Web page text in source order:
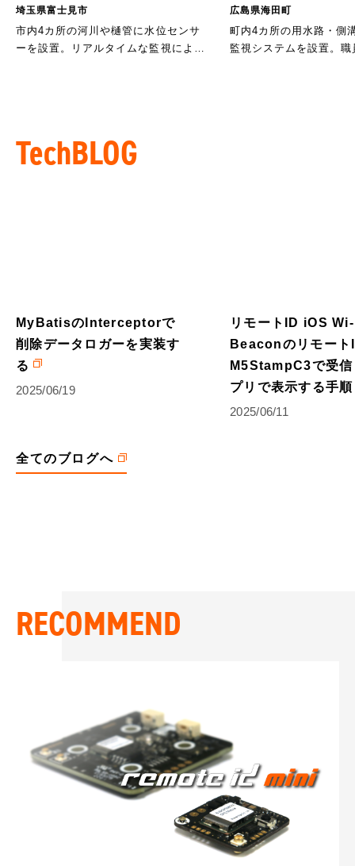
埼玉県富士見市
市内4カ所の河川や樋管に水位センサ
ーを設置。リアルタイムな監視によ
広島県海田町
町内4カ所の用水路・側
監視システムを設置。
TechBLOG
MyBatisのInterceptorで
削除データロガーを実装す
る
2025/06/19
リモートID iOS
Beaconのリモート
M5StampC3で受信
プリで表示する手順
2025/06/11
全てのブログへ
RECOMMEND